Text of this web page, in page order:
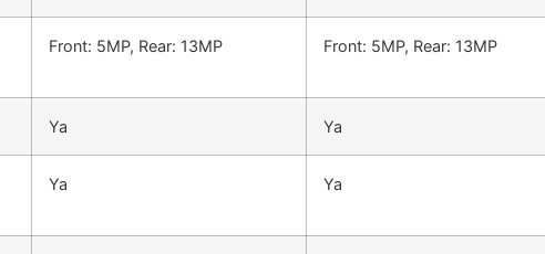
Front: 5MP, Rear: 13MP Front: 5MP, Rear: 13MP
Ya Ya
Ya Ya